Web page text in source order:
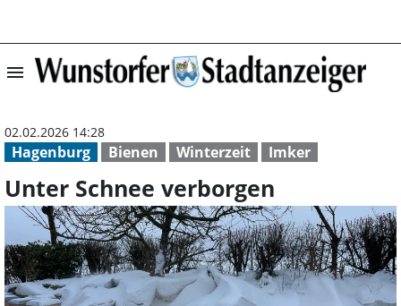
menu Unter Schnee
Hagenburg Bienen Winterzeit Imker
02.02.2026 14:28
Unter Schnee verborgen